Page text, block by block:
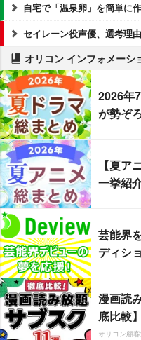
自宅で「温泉卵」を簡単に
セイレーン役声優、選考理
オリコン インフォメーシ
2026年
が勢ぞ
【夏
一挙紹
芸能界
ディシ
漫画読
底比較】
オリコン顧